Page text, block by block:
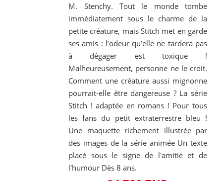
M. Stenchy. Tout le monde tombe
immédiatement sous le charme de la
petite créature, mais Stitch met en garde
ses amis : l’odeur qu’elle ne tardera pas
à dégager est toxique !
Malheureusement, personne ne le croit.
Comment une créature aussi mignonne
pourrait-elle être dangereuse ? La série
Stitch ! adaptée en romans ! Pour tous
les fans du petit extraterrestre bleu !
Une maquette richement illustrée par
des images de la série animée Un texte
placé sous le signe de l'amitié et de
l'humour Dès 8 ans.